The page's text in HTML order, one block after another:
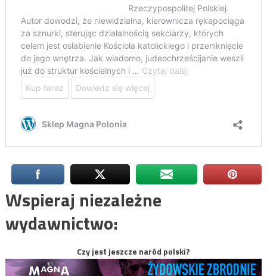
Wspieraj niezależne
wydawnictwo:
Czy jest jeszcze naród polski?